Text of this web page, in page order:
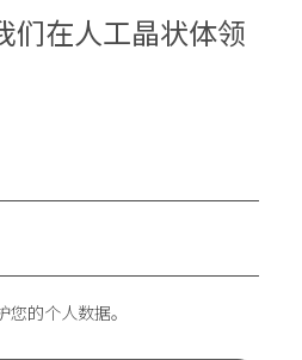
们在人工晶状体领
的个人数据。